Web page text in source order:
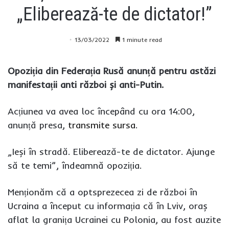
„Eliberează-te de dictator!”
13/03/2022 1 minute read
Opoziția din Federația Rusă anunță pentru astăzi
manifestații anti război și anti-Putin.
Acțiunea va avea loc începând cu ora 14:00,
anunță presa, transmite sursa.
„Ieși în stradă. Eliberează-te de dictator. Ajunge
să te temi”, îndeamnă opoziția.
Menționăm că a optsprezecea zi de război în
Ucraina a început cu informația că în Lviv, oraș
aflat la granița Ucrainei cu Polonia, au fost auzite